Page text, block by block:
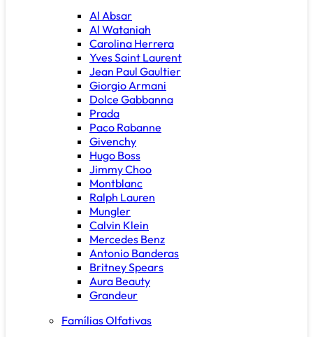
Al Absar
Al Wataniah
Carolina Herrera
Yves Saint Laurent
Jean Paul Gaultier
Giorgio Armani
Dolce Gabbanna
Prada
Paco Rabanne
Givenchy
Hugo Boss
Jimmy Choo
Montblanc
Ralph Lauren
Mungler
Calvin Klein
Mercedes Benz
Antonio Banderas
Britney Spears
Aura Beauty
Grandeur
Famílias Olfativas